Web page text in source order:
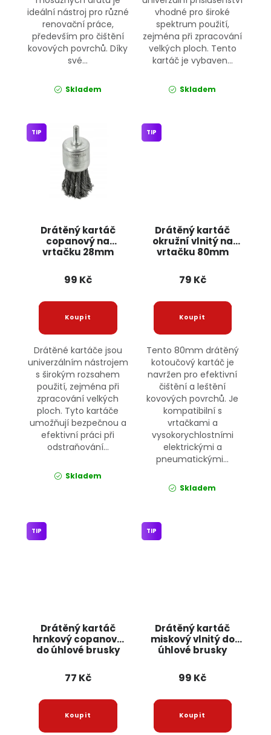
ideální nástroj pro různé
renovační práce,
především pro čištění
kovových povrchů. Díky
své...
Skladem
vhodné pro široké
spektrum použití,
zejména při zpracování
velkých ploch. Tento
kartáč je vybaven...
Skladem
Drátěný kartáč
copanový na
vrtačku 28mm
TIP
99 Kč
Drátěné kartáče jsou
univerzálním nástrojem
s širokým rozsahem
použití, zejména při
zpracování velkých
ploch. Tyto kartáče
umožňují bezpečnou a
efektivní práci při
odstraňování...
Skladem
Drátěný kartáč
okružní vlnitý na
vrtačku 80mm
TIP
79 Kč
Tento 80mm drátěný
kotoučový kartáč je
navržen pro efektivní
čištění a leštění
kovových povrchů. Je
kompatibilní s
vrtačkami a
vysokorychlostními
elektrickými a
pneumatickými...
Skladem
Drátěný kartáč
hrnkový copanový
do úhlové brusky
TIP
77 Kč
Drátěný kartáč
miskový vlnitý do
úhlové brusky
TIP
99 Kč